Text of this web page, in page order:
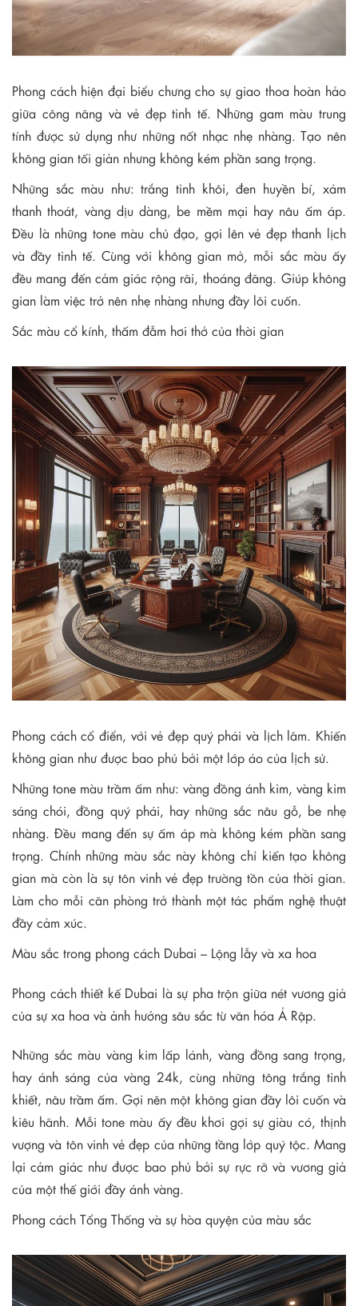
Phong cách hiện đại biểu chưng cho sự giao thoa hoàn hảo
giữa công năng và vẻ đẹp tinh tế. Những gam màu trung
tính được sử dụng như những nốt nhạc nhẹ nhàng. Tạo nên
không gian tối giản nhưng không kém phần sang trọng.
Những sắc màu như: trắng tinh khôi, đen huyền bí, xám
thanh thoát, vàng dịu dàng, be mềm mại hay nâu ấm áp.
Đều là những tone màu chủ đạo, gợi lên vẻ đẹp thanh lịch
và đầy tinh tế. Cùng với không gian mở, mỗi sắc màu ấy
đều mang đến cảm giác rộng rãi, thoáng đãng. Giúp không
gian làm việc trở nên nhẹ nhàng nhưng đầy lôi cuốn.
Sắc màu cổ kính, thấm đẫm hơi thở của thời gian
Phong cách cổ điển, với vẻ đẹp quý phái và lịch lãm. Khiến
không gian như được bao phủ bởi một lớp áo của lịch sử.
Những tone màu trầm ấm như: vàng đồng ánh kim, vàng kim
sáng chói, đồng quý phái, hay những sắc nâu gỗ, be nhẹ
nhàng. Đều mang đến sự ấm áp mà không kém phần sang
trọng. Chính những màu sắc này không chỉ kiến tạo không
gian mà còn là sự tôn vinh vẻ đẹp trường tồn của thời gian.
Làm cho mỗi căn phòng trở thành một tác phẩm nghệ thuật
đầy cảm xúc.
Màu sắc trong phong cách Dubai – Lộng lẫy và xa hoa
Phong cách thiết kế Dubai là sự pha trộn giữa nét vương giả
của sự xa hoa và ảnh hưởng sâu sắc từ văn hóa Ả Rập.
Những sắc màu vàng kim lấp lánh, vàng đồng sang trọng,
hay ánh sáng của vàng 24k, cùng những tông trắng tinh
khiết, nâu trầm ấm. Gợi nên một không gian đầy lôi cuốn và
kiêu hãnh. Mỗi tone màu ấy đều khơi gợi sự giàu có, thịnh
vượng và tôn vinh vẻ đẹp của những tầng lớp quý tộc. Mang
lại cảm giác như được bao phủ bởi sự rực rỡ và vương giả
của một thế giới đầy ánh vàng.
Phong cách Tổng Thống và sự hòa quyện của màu sắc